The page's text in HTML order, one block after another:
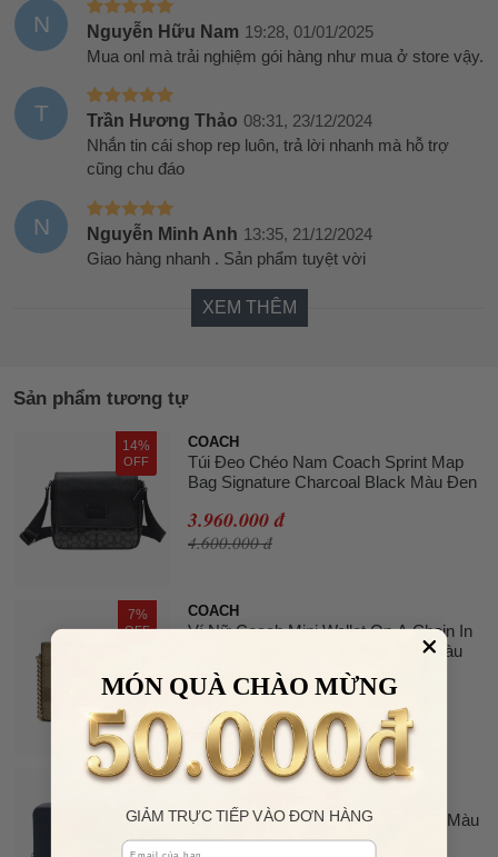
N Nguyễn Hữu Nam 19:28, 01/01/2025
Mua onl mà trải nghiệm gói hàng như mua ở store vậy.
T Trần Hương Thảo 08:31, 23/12/2024
Nhắn tin cái shop rep luôn, trả lời nhanh mà hỗ trợ
cũng chu đáo
N Nguyễn Minh Anh 13:35, 21/12/2024
Giao hàng nhanh . Sản phẩm tuyệt vời
XEM THÊM
Sản phẩm tương tự
14%
OFF
COACH
Túi Đeo Chéo Nam Coach Sprint Map
Bag Signature Charcoal Black Màu Đen
3.960.000 đ
4.600.000 đ
7%
OFF
COACH
Ví Nữ Coach Mini Wallet On A Chain In
Signature Canvas With Bee Print Màu
Gold Khaki
2.150.000 đ
2.300.000 đ
12% LACOSTE
Chantaco Piqué Bag NH2922 - 021 Màu
Xanh Navy
MÓN QUÀ CHÀO MỪNG
GIẢM TRỰC TIẾP VÀO ĐƠN HÀNG
Email